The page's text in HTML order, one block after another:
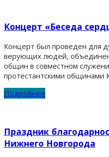
Концерт «Беседа
Концерт был проведен для
верующих людей,
общин в совместном
протестантскими общинами
Подробнее
Праздник
Нижнего Новгорода